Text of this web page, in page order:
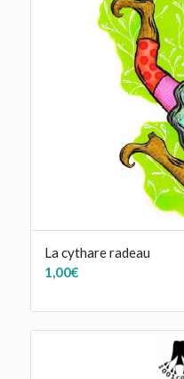
La cythare radeau
1,00€